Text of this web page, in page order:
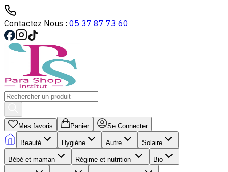
Contactez Nous : 05 37 87 73 60
Mes favoris Panier Se Connecter
Beauté Hygiène Autre Solaire
Bébé et maman Régime et nutrition Bio